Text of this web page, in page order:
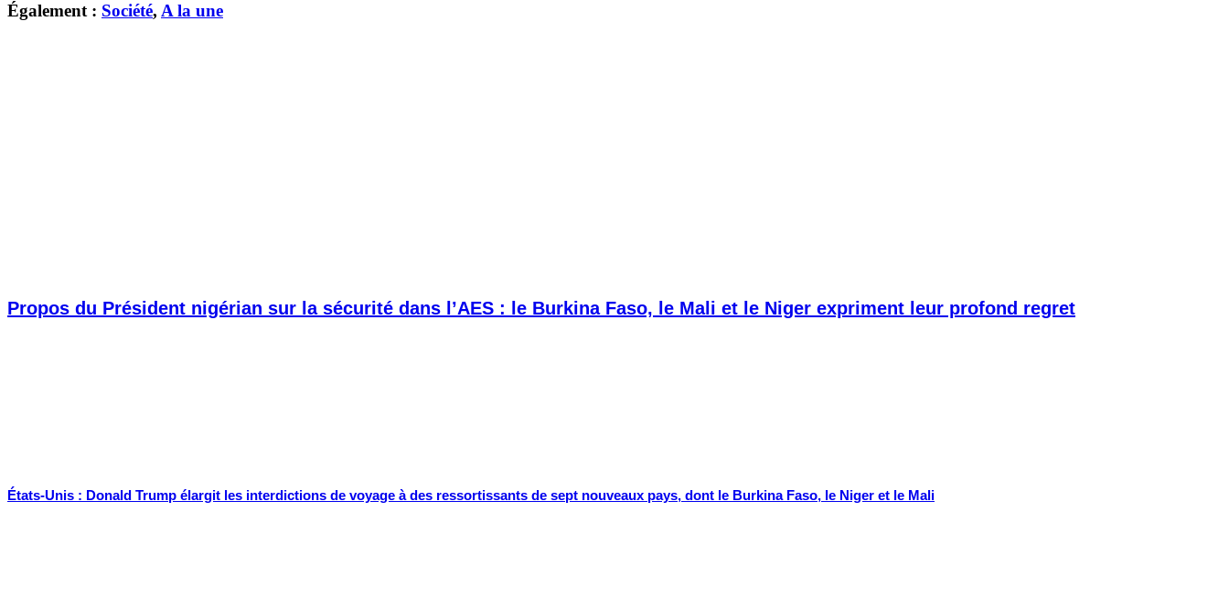
Également : Société, A la une
Propos du Président nigérian sur la sécurité dans l’AES : le Burkina Faso, le Mali et le Niger expriment leur profond regret
États-Unis : Donald Trump élargit les interdictions de voyage à des ressortissants de sept nouveaux pays, dont le Burkina Faso, le Niger et le Mali